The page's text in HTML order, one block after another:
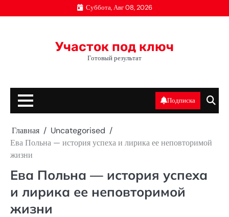
к
Суббота, Авг 08, 2026
Участок под ключ
Готовый результат
Подписка
Главная
Uncategorised
Ева Польна — история успеха и лирика ее неповторимой
жизни
Ева Польна — история успеха
и лирика ее неповторимой
жизни